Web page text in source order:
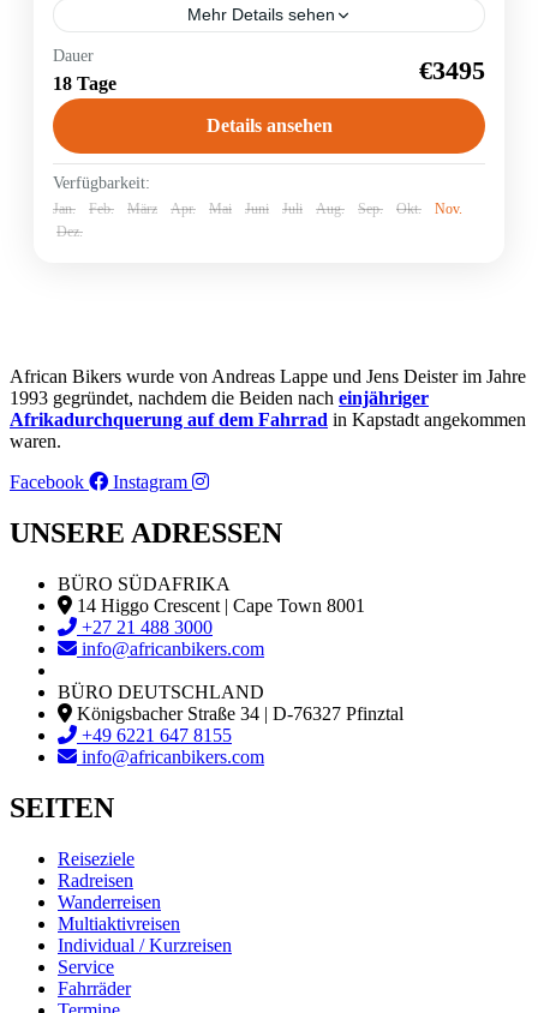
Mehr Details sehen
Gardenroute
Der Südwesten Südafrikas besticht durch seine
atemberaubende Vielfalt. Nach einer Safari im
mittlerweile zweitgrößten Nationalpark Südafrikas,
dem Addo Elephant Nationalpark, führt die Reise
durch Urwälder...
Südafrika
Dauer
18 Tage €3495
Details ansehen
Verfügbarkeit:
Jan. Feb. März Apr. Mai Juni Juli Aug. Sep. Okt.
Nov.
Dez.
African Bikers wurde von Andreas Lappe und Jens Deister im Jahre
1993 gegründet, nachdem die Beiden nach einjähriger
Afrikadurchquerung auf dem Fahrrad in Kapstadt angekommen
waren.
Facebook
Instagram
UNSERE ADRESSEN
BÜRO SÜDAFRIKA
14 Higgo Crescent | Cape Town 8001
+27 21 488 3000
info@africanbikers.com
BÜRO DEUTSCHLAND
Königsbacher Straße 34 | D-76327 Pfinztal
+49 6221 647 8155
info@africanbikers.com
SEITEN
Reiseziele
Radreisen
Wanderreisen
Multiaktivreisen
Individual / Kurzreisen
Service
Fahrräder